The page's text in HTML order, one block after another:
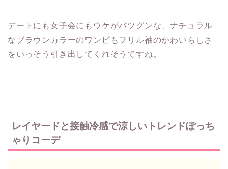
デートにも女子会にもウケがバツグンな、ナチュラル
なブラウンカラーのワンピもフリル袖のかわいらしさ
をいっそう引き出してくれそうですね。
レイヤードと接触冷感で涼しいトレンドぽっち
ゃりコーデ